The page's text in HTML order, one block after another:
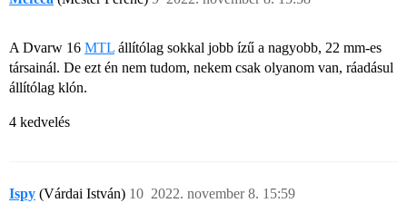
A Dvarw 16 MTL állítólag sokkal jobb ízű a nagyobb, 22 mm-es
társainál. De ezt én nem tudom, nekem csak olyanom van, ráadásul
állítólag klón.
4 kedvelés
Ispy (Várdai István) 2022. november 8. 15:59
10